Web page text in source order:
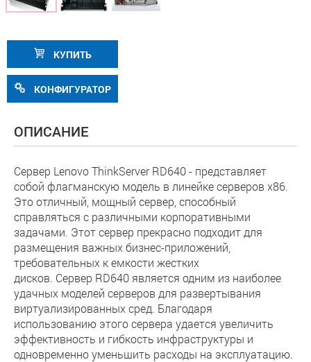
КУПИТЬ
КОНФИГУРАТОР
ОПИСАНИЕ
Сервер Lenovo ThinkServer RD640 - представляет
собой флагманскую модель в линейке серверов х86.
Это отличный, мощный сервер, способный
справляться с различными корпоративными
задачами. Этот сервер прекрасно подходит для
размещения важных бизнес-приложений,
требовательных к емкости жестких
дисков. Сервер RD640 является одним из наиболее
удачных моделей серверов для развертывания
виртуализированных сред. Благодаря
использованию этого сервера удается увеличить
эффективность и гибкость инфраструктуры и
одновременно уменьшить расходы на эксплуатацию.